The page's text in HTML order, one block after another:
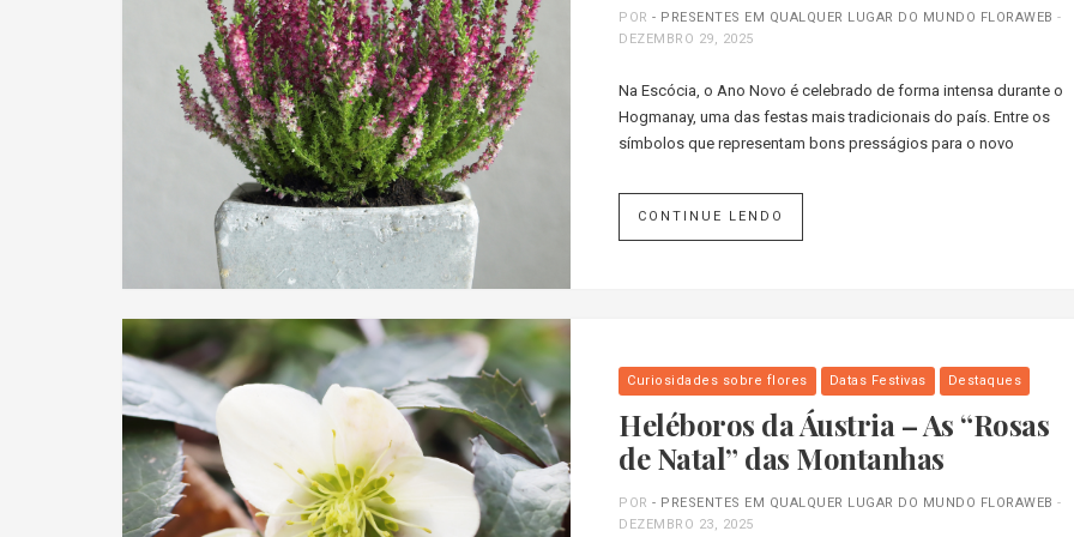
POR- PRESENTES EM QUALQUER LUGAR DO MUNDO FLORAWEB -
DEZEMBRO 29, 2025
Na Escócia, o Ano Novo é celebrado de forma intensa durante o
Hogmanay, uma das festas mais tradicionais do país. Entre os
símbolos que representam bons presságios para o novo
CONTINUE LENDO
Curiosidades sobre flores Datas Festivas Destaques
Heléboros da Áustria – As “Rosas
de Natal” das Montanhas
POR- PRESENTES EM QUALQUER LUGAR DO MUNDO FLORAWEB -
DEZEMBRO 23, 2025